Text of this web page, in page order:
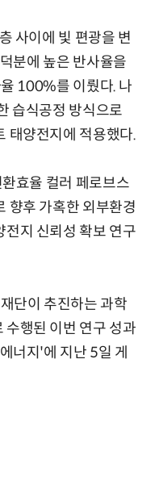
사이에 빛 편광을 변
분에 높은 반사율을
100%를 이뤘다. 나
습식공정 방식으로
태양전지에 적용했다.
효율 컬러 페로브스
향후 가혹한 외부환경
지 신뢰성 확보 연구
단이 추진하는 과학
행된 이번 연구 성과
너지'에 지난 5일 게